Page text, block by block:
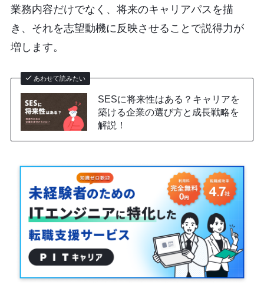
業務内容だけでなく、将来のキャリアパスを描
き、それを志望動機に反映させることで説得力が
増します。
あわせて読みたい
SESに将来性はある？キャリアを
築ける企業の選び方と成長戦略を
解説！